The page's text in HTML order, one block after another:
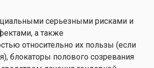
серьезными рисками и
а также
относительно их пользы (если
блокаторы полового созревания